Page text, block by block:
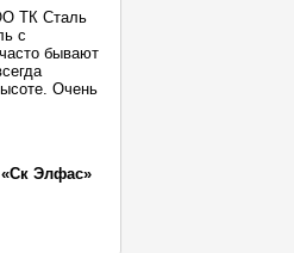
ТК Сталь
с
бывают
Очень
Элфас»